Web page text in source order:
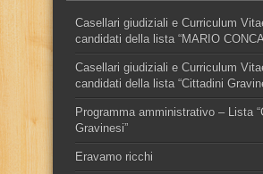
Casellari giudiziali e Curriculum
candidati della lista “MARIO
Casellari giudiziali e Curriculum
candidati della lista “Cittadini
Programma amministrativo – Lista
Gravinesi”
Eravamo ricchi